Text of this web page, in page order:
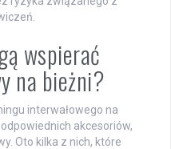
wspierać
na bieżni?
interwałowego na
akcesoriów,
Oto kilka z nich, które